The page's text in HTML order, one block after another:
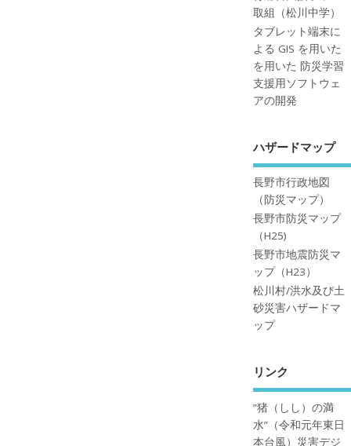
取組（松川中学）
タブレット端末に
よる GIS を用いた
を用いた 防災学習
支援用ソフトウェ
アの開発
ハザードマップ
長野市行政地図
（防災マップ）
長野市防災マップ
（H25)
長野市地震防災マ
ップ（H23）
松川村/洪水及び土
砂災害ハザードマ
ップ
リンク
”猪（しし）の満
水”（令和元年東日
本台風）災害デジ